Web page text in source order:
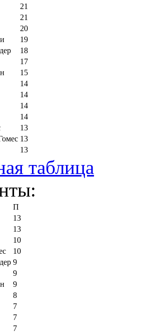
21
21
20
19
18
17
15
14
14
14
14
13
13
13
таблица
П
13
13
10
10
9
9
9
8
7
7
7